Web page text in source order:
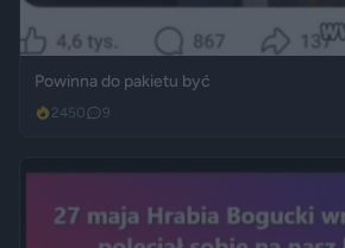
Powinna do pakietu być
2450 9